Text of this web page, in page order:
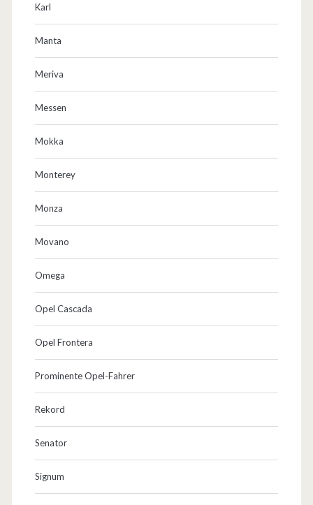
Karl
Manta
Meriva
Messen
Mokka
Monterey
Monza
Movano
Omega
Opel Cascada
Opel Frontera
Prominente Opel-Fahrer
Rekord
Senator
Signum